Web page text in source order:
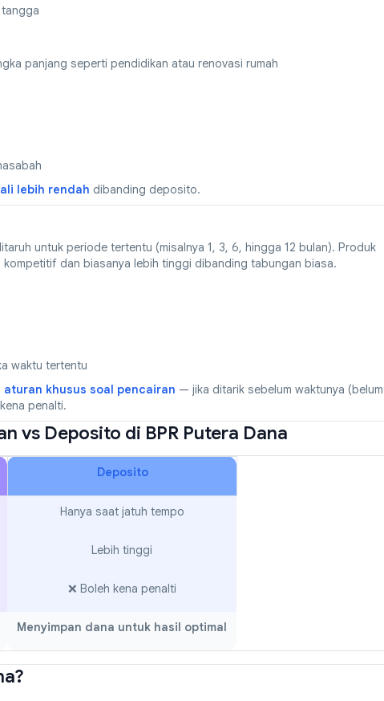
panjang seperti pendidikan atau renovasi rumah
lebih rendah dibanding deposito.
untuk periode tertentu (misalnya 1, 3, 6, hingga 12 bulan). Produk
kompetitif dan biasanya lebih tinggi dibanding tabungan biasa.
waktu tertentu
khusus soal pencairan — jika ditarik sebelum waktunya (belum
penalti.
vs Deposito di BPR Putera Dana
Deposito
Hanya saat jatuh tempo
Lebih tinggi
❌ Boleh kena penalti
Menyimpan dana untuk hasil optimal